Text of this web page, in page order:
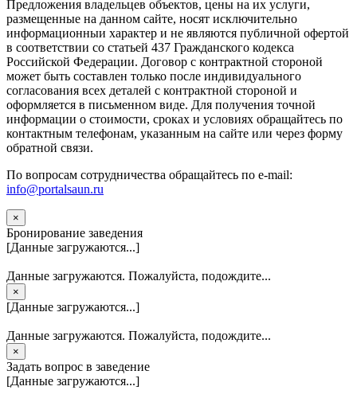
Предложения владельцев объектов, цены на их услуги,
размещенные на данном сайте, носят исключительно
информационныи характер и не являются публичной офертой
в соответствии со статьей 437 Гражданского кодекса
Российской Федерации. Договор с контрактной стороной
может быть составлен только после индивидуального
согласования всех деталей с контрактной стороной и
оформляется в письменном виде. Для получения точной
информации о стоимости, сроках и условиях обращайтесь по
контактным телефонам, указанным на сайте или через форму
обратной связи.
По вопросам сотрудничества обращайтесь по e-mail:
info@portalsaun.ru
×
Бронирование заведения
[Данные загружаются...]
Данные загружаются. Пожалуйста, подождите...
×
[Данные загружаются...]
Данные загружаются. Пожалуйста, подождите...
×
Задать вопрос в заведение
[Данные загружаются...]